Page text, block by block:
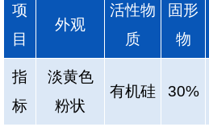
项
目
外观
活性物
质
固形
物
指
标
淡黄色
粉状
有机硅 30%